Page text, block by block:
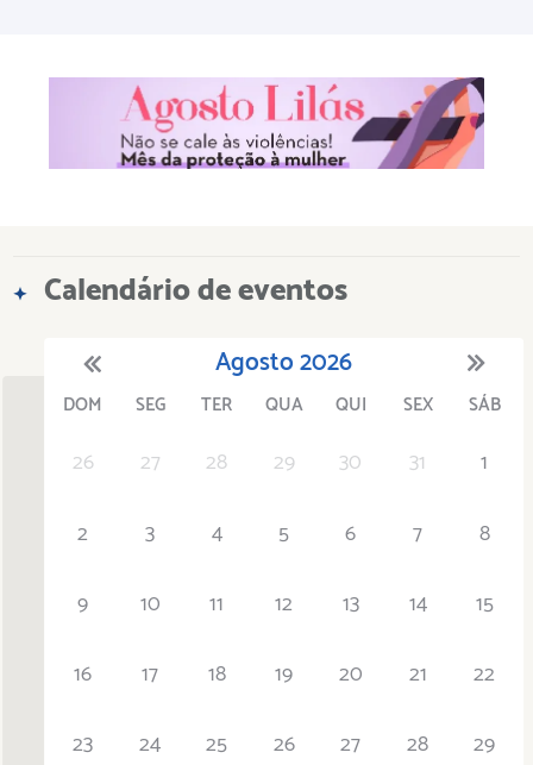
Calendário de eventos
Agosto2026
1 3 5 6 7 8 10 11 12
'21 '22 '23 '24 '25 '26 '27 '28 '29 '30 '31
DOM SEG TER QUA QUI SEX SÁB
26 27 28 29 30 31
1
2
3 4 5 6 7
8
9
10 11 12 13 14
15
16
17 18 19 20 21
22
23
24 25 26 27 28
29